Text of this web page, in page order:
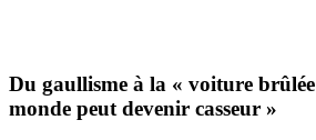
Du gaullisme à la « voiture
monde peut devenir casseur »